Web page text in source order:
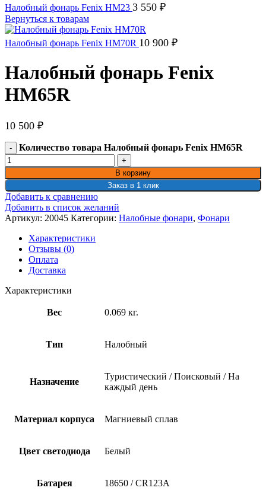
Налобный фонарь Fenix HM23 3 550 ₽
Вернуться к товарам
Налобный фонарь Fenix HM70R 10 900 ₽
Налобный фонарь Fenix
HM65R
10 500 ₽
Количество товара Налобный фонарь Fenix HM65R
В корзину
Заказ в 1 клик
Добавить к сравнению
Добавить в список желаний
Артикул: 20045 Категории: Налобные фонари, Фонари
Характеристики
Отзывы (0)
Оплата
Доставка
Характеристики
Вес 0.069 кг.
Тип Налобный
Назначение
Туристический / Поисковый / На
каждый день
Материал корпуса Магниевый сплав
Цвет светодиода Белый
Батарея 18650 / CR123A